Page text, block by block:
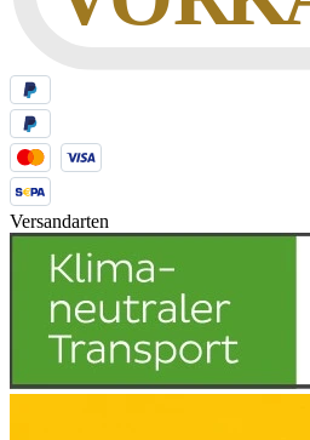
Versandarten